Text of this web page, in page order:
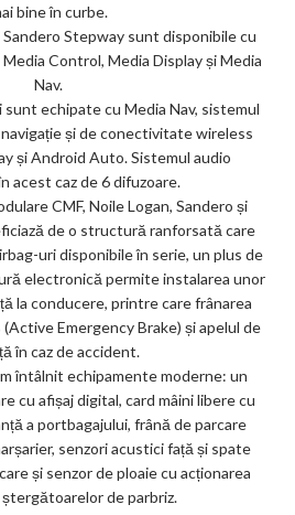
bine în curbe.
Sandero Stepway sunt disponibile cu
Control, Media Display și Media
Nav.
echipate cu Media Nav, sistemul
și de conectivitate wireless
și Android Auto. Sistemul audio
acest caz de 6 difuzoare.
CMF, Noile Logan, Sandero și
de o structură ranforsată care
uri disponibile în serie, un plus de
electronică permite instalarea unor
la conducere, printre care frânarea
Emergency Brake) și apelul de
în caz de accident.
întâlnit echipamente moderne: un
cu afișaj digital, card mâini libere cu
a portbagajului, frână de parcare
senzori acustici față și spate
și senzor de ploaie cu acționarea
de parbriz.